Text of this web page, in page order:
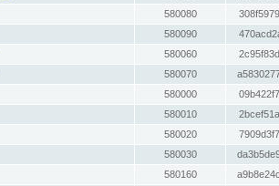
580080
580090
580060
580070
580000
580010
580020
580030
580160